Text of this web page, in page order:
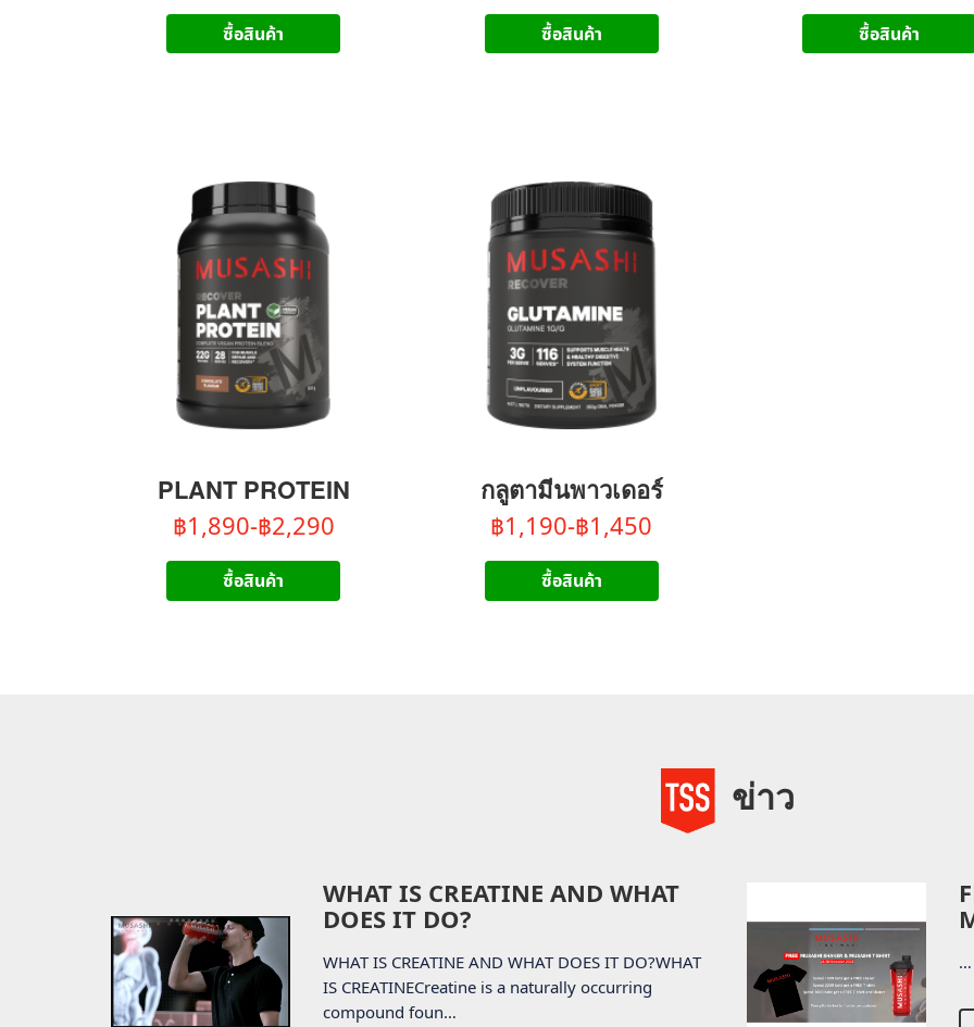
ซื้อสินค้า
ซื้อสินค้า
ซื้อสินค้า
PLANT PROTEIN
฿1,890-฿2,290
ซื้อสินค้า
กลูตามีนพาวเดอร์
฿1,190-฿1,450
ซื้อสินค้า
ข่าว
WHAT IS CREATINE AND WHAT
DOES IT DO?
WHAT IS CREATINE AND WHAT DOES IT DO?WHAT
IS CREATINECreatine is a naturally occurring
compound foun…
…